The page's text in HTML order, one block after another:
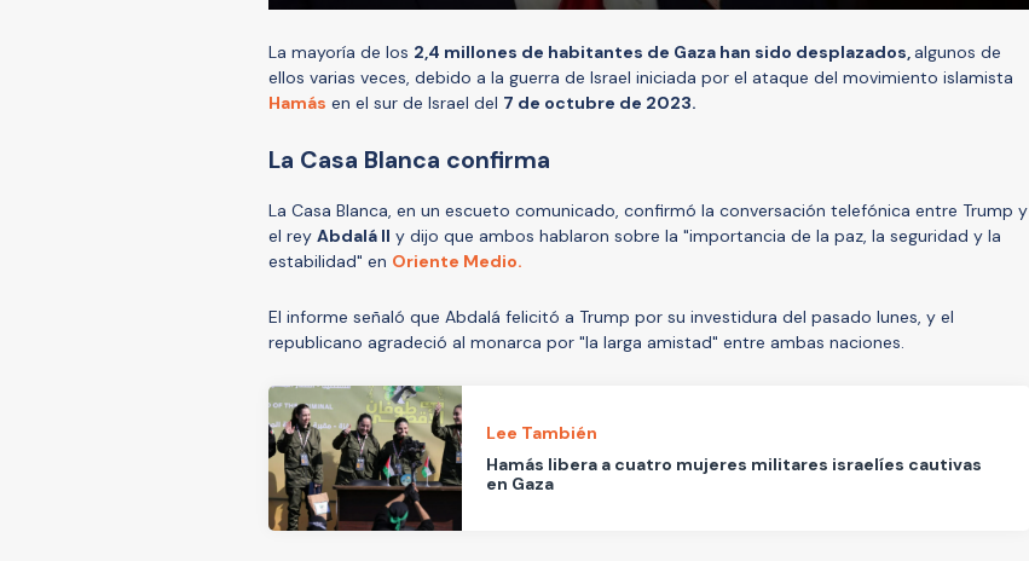
La mayoría de los 2,4 millones de habitantes de Gaza han sido desplazados, algunos de
ellos varias veces, debido a la guerra de Israel iniciada por el ataque del movimiento islamista
Hamás en el sur de Israel del 7 de octubre de 2023.
La Casa Blanca confirma
La Casa Blanca, en un escueto comunicado, confirmó la conversación telefónica entre Trump y
el rey Abdalá II y dijo que ambos hablaron sobre la "importancia de la paz, la seguridad y la
estabilidad" en Oriente Medio.
El informe señaló que Abdalá felicitó a Trump por su investidura del pasado lunes, y el
republicano agradeció al monarca por "la larga amistad" entre ambas naciones.
Lee También
Hamás libera a cuatro mujeres militares israelíes cautivas
en Gaza